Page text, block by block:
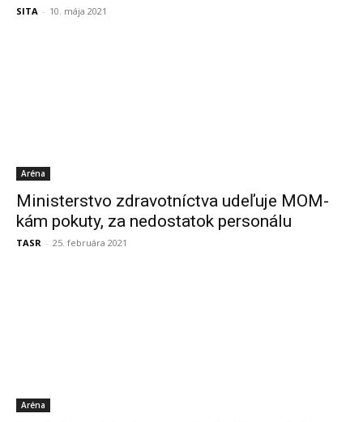
SITA - 10. mája 2021
Aréna
Ministerstvo zdravotníctva udeľuje MOM-
kám pokuty, za nedostatok personálu
TASR - 25. februára 2021
Aréna